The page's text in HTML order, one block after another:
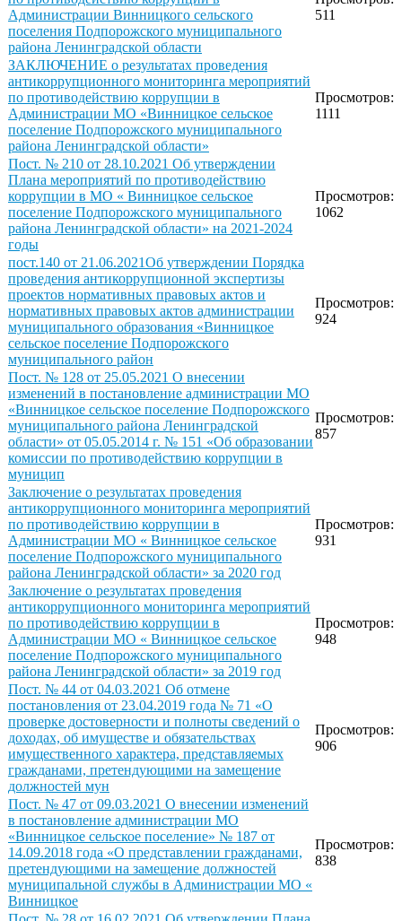
Администрации Винницкого сельского
поселения Подпорожского муниципального
района Ленинградской области
511
ЗАКЛЮЧЕНИЕ о результатах проведения
антикоррупционного мониторинга мероприятий
по противодействию коррупции в
Администрации МО «Винницкое сельское
поселение Подпорожского муниципального
района Ленинградской области»
Просмотров:
1111
Пост. № 210 от 28.10.2021 Об утверждении
Плана мероприятий по противодействию
коррупции в МО « Винницкое сельское
поселение Подпорожского муниципального
района Ленинградской области» на 2021-2024
годы
Просмотров:
1062
пост.140 от 21.06.2021Об утверждении Порядка
проведения антикоррупционной экспертизы
проектов нормативных правовых актов и
нормативных правовых актов администрации
муниципального образования «Винницкое
сельское поселение Подпорожского
муниципального район
Просмотров:
924
Пост. № 128 от 25.05.2021 О внесении
изменений в постановление администрации МО
«Винницкое сельское поселение Подпорожского
муниципального района Ленинградской
области» от 05.05.2014 г. № 151 «Об образовании
комиссии по противодействию коррупции в
муницип
Просмотров:
857
Заключение о результатах проведения
антикоррупционного мониторинга мероприятий
по противодействию коррупции в
Администрации МО « Винницкое сельское
поселение Подпорожского муниципального
района Ленинградской области» за 2020 год
Просмотров:
931
Заключение о результатах проведения
антикоррупционного мониторинга мероприятий
по противодействию коррупции в
Администрации МО « Винницкое сельское
поселение Подпорожского муниципального
района Ленинградской области» за 2019 год
Просмотров:
948
Пост. № 44 от 04.03.2021 Об отмене
постановления от 23.04.2019 года № 71 «О
проверке достоверности и полноты сведений о
доходах, об имуществе и обязательствах
имущественного характера, представляемых
гражданами, претендующими на замещение
должностей мун
Просмотров:
906
Пост. № 47 от 09.03.2021 О внесении изменений
в постановление администрации МО
«Винницкое сельское поселение» № 187 от
14.09.2018 года «О представлении гражданами,
претендующими на замещение должностей
муниципальной службы в Администрации МО «
Винницкое
Просмотров:
838